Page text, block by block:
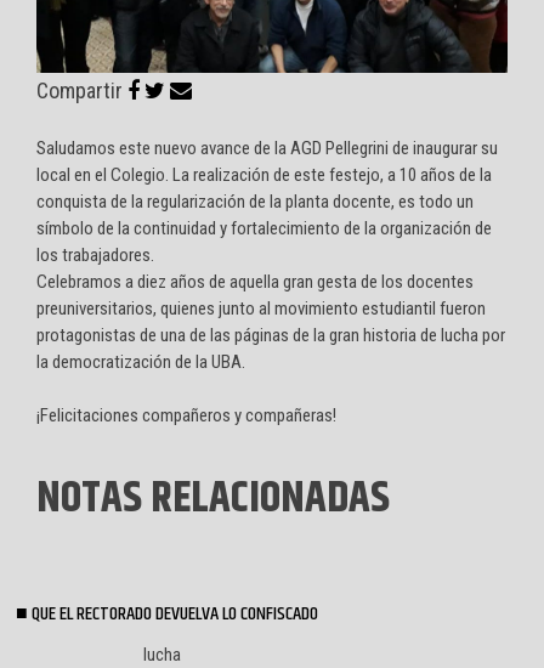
Compartir
Saludamos este nuevo avance de la AGD Pellegrini de inaugurar su
local en el Colegio. La realización de este festejo, a 10 años de la
conquista de la regularización de la planta docente, es todo un
símbolo de la continuidad y fortalecimiento de la organización de
los trabajadores.
Celebramos a diez años de aquella gran gesta de los docentes
preuniversitarios, quienes junto al movimiento estudiantil fueron
protagonistas de una de las páginas de la gran historia de lucha por
la democratización de la UBA.
¡Felicitaciones compañeros y compañeras!
NOTAS RELACIONADAS
QUE EL RECTORADO DEVUELVA LO CONFISCADO
lucha